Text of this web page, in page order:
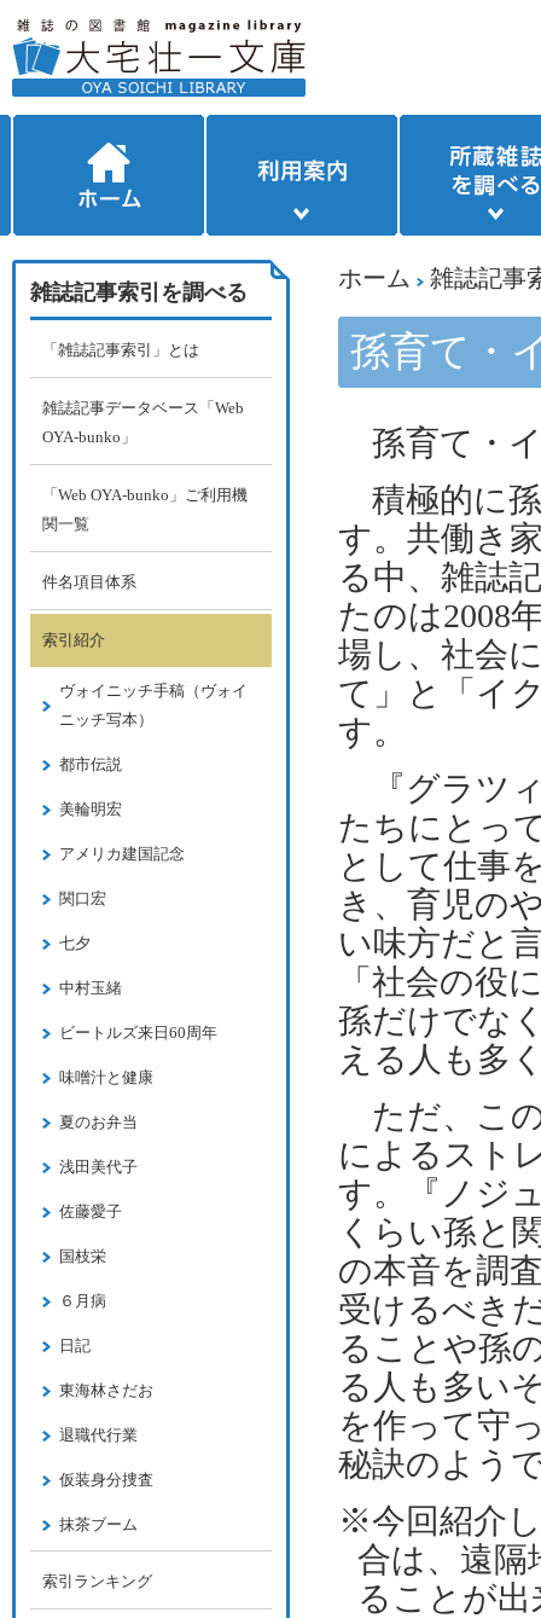
ホーム 雑誌記事
孫育て・
孫育て・
積極的に
す。共働き
る中、雑誌
たのは2008
場し、社会
て」と「イ
す。
『グラツ
たちにとっ
として仕事
き、育児の
い味方だと
「社会の役
孫だけでな
える人も多
ただ、こ
によるスト
す。『ノジ
くらい孫と
の本音を調
受けるべき
ることや孫
る人も多い
を作って守
秘訣のよう
※今回紹介
合は、遠隔
ることが
雑誌記事索引を調べる
「雑誌記事索引」とは
雑誌記事データベース「Web
OYA-bunko」
「Web OYA-bunko」ご利用機
関一覧
件名項目体系
索引紹介
ヴォイニッチ手稿（ヴォイ
ニッチ写本）
都市伝説
美輪明宏
アメリカ建国記念
関口宏
七夕
中村玉緒
ビートルズ来日60周年
味噌汁と健康
夏のお弁当
浅田美代子
佐藤愛子
国枝栄
６月病
日記
東海林さだお
退職代行業
仮装身分捜査
抹茶ブーム
索引ランキング